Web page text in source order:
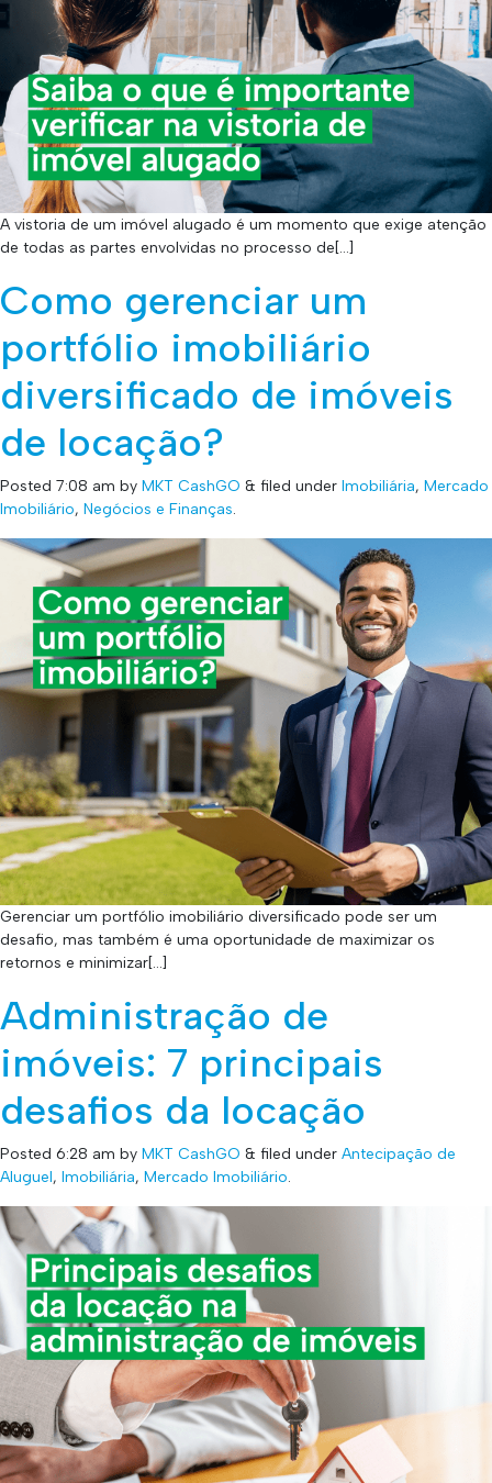
A vistoria de um imóvel alugado é um momento que exige atenção
de todas as partes envolvidas no processo de[…]
Como gerenciar um
portfólio imobiliário
diversificado de imóveis
de locação?
Posted 7:08 am by MKT CashGO & filed under Imobiliária, Mercado
Imobiliário, Negócios e Finanças.
Gerenciar um portfólio imobiliário diversificado pode ser um
desafio, mas também é uma oportunidade de maximizar os
retornos e minimizar[…]
Administração de
imóveis: 7 principais
desafios da locação
Posted 6:28 am by MKT CashGO & filed under Antecipação de
Aluguel, Imobiliária, Mercado Imobiliário.